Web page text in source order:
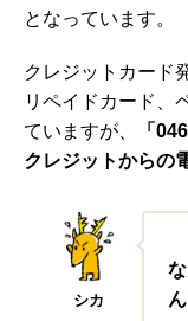
となっています。
クレジットカード
リペイドカード、
ていますが、
「
クレジットからの
シカ